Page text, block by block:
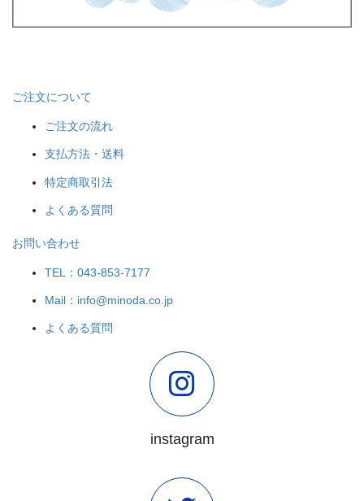
ご注文について
ご注文の流れ
支払方法・送料
特定商取引法
よくある質問
お問い合わせ
TEL：043-853-7177
Mail：info@minoda.co.jp
よくある質問
instagram